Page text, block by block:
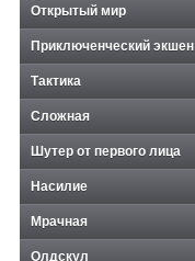
Открытый мир
Приключенческий экшен
Тактика
Сложная
Шутер от первого лица
Насилие
Мрачная
Олдскул